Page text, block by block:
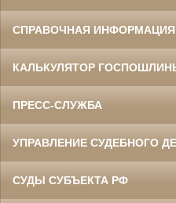
СПРАВОЧНАЯ ИНФОРМАЦИЯ
КАЛЬКУЛЯТОР
ПРЕСС-СЛУЖБА
УПРАВЛЕНИЕ СУДЕБНОГО
СУДЫ СУБЪЕКТА РФ